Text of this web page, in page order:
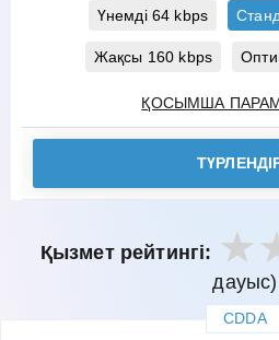
Үнемді 64 kbps
Жақсы 160 kbps
ҚОСЫМША
Қызмет рейтингі:
дауыс)
CDDA